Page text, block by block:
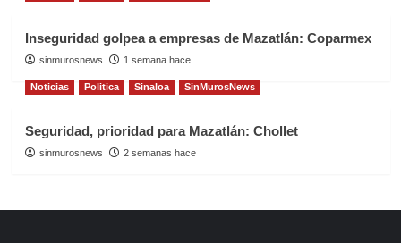
Inseguridad golpea a empresas de Mazatlán: Coparmex
sinmurosnews 1 semana hace
Noticias Politica Sinaloa SinMurosNews
Seguridad, prioridad para Mazatlán: Chollet
sinmurosnews 2 semanas hace